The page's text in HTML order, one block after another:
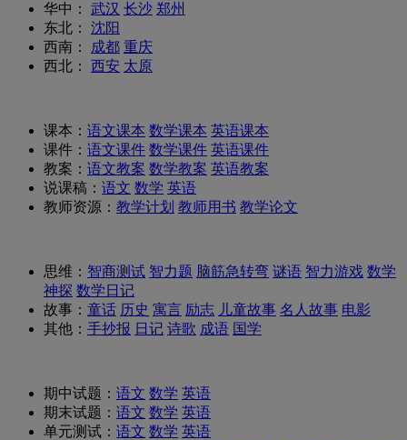
华中：
武汉 长沙 郑州
东北：
沈阳
西南：
成都 重庆
西北：
西安 太原
课本： 语文课本 数学课本 英语课本
课件： 语文课件 数学课件 英语课件
教案： 语文教案 数学教案 英语教案
说课稿： 语文 数学 英语
教师资源： 教学计划 教师用书 教学论文
思维： 智商测试 智力题 脑筋急转弯 谜语 智力游戏 数学
神探 数学日记
故事： 童话 历史 寓言 励志 儿童故事 名人故事 电影
其他： 手抄报 日记 诗歌 成语 国学
期中试题： 语文 数学 英语
期末试题： 语文 数学 英语
单元测试： 语文 数学 英语